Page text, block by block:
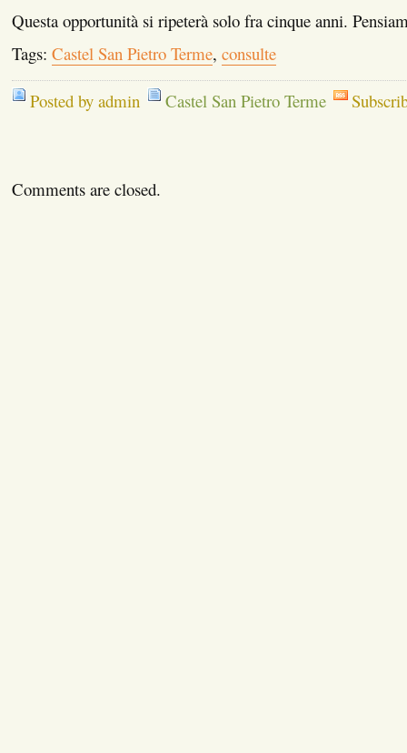
Questa opportunità si ripeterà solo fra cinque anni.
Tags: Castel San Pietro Terme, consulte
Posted by admin Castel San Pietro Terme
Comments are closed.